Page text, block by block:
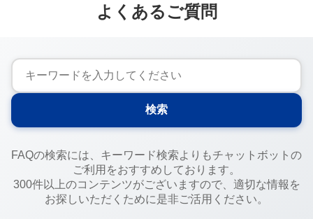
よくあるご質問
検索
FAQの検索には、キーワード検索よりもチャットボットの
ご利用をおすすめしております。
300件以上のコンテンツがございますので、適切な情報を
お探しいただくために是非ご活用ください。